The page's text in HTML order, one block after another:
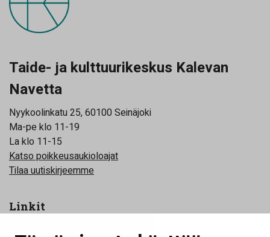
Taide- ja kulttuurikeskus Kalevan
Navetta
Nyykoolinkatu 25, 60100 Seinäjoki
Ma-pe klo 11-19
La klo 11-15
Katso poikkeusaukioloajat
Tilaa uutiskirjeemme
Linkit
Yhteystiedot